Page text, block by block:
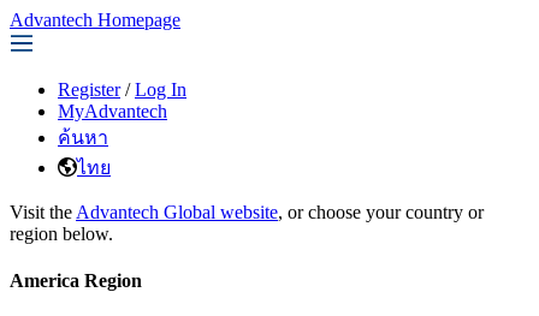
Advantech Homepage
Register / Log In
MyAdvantech
ค้นหา
ไทย
Visit the Advantech Global website, or choose your country or
region below.
America Region